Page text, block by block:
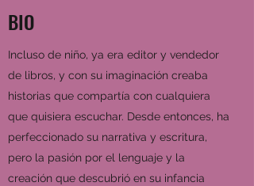
BIO
Incluso de niño, ya era editor y vendedor
de libros, y con su imaginación creaba
historias que compartía con cualquiera
que quisiera escuchar. Desde entonces, ha
perfeccionado su narrativa y escritura,
pero la pasión por el lenguaje y la
creación que descubrió en su infancia